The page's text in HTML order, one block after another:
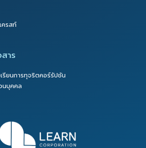
ครสท์
าร
รียนการทุจริตคอร์รัปชัน
นบุคคล